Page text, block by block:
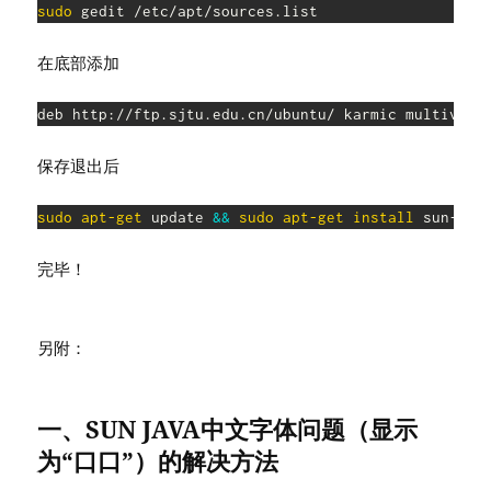
sudo
在底部添加
保存退出后
sudo apt-get update && sudo apt-get install
完毕！
另附：
一、SUN JAVA中文字体问题（显示
为“口口”）的解决方法